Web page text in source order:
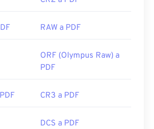
us/es/por-que-
RAW a PDF
ORF (Olympus Raw) a
PDF
CR3 a PDF
DCS a PDF